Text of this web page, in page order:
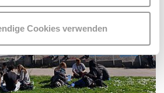
Cookies verwenden